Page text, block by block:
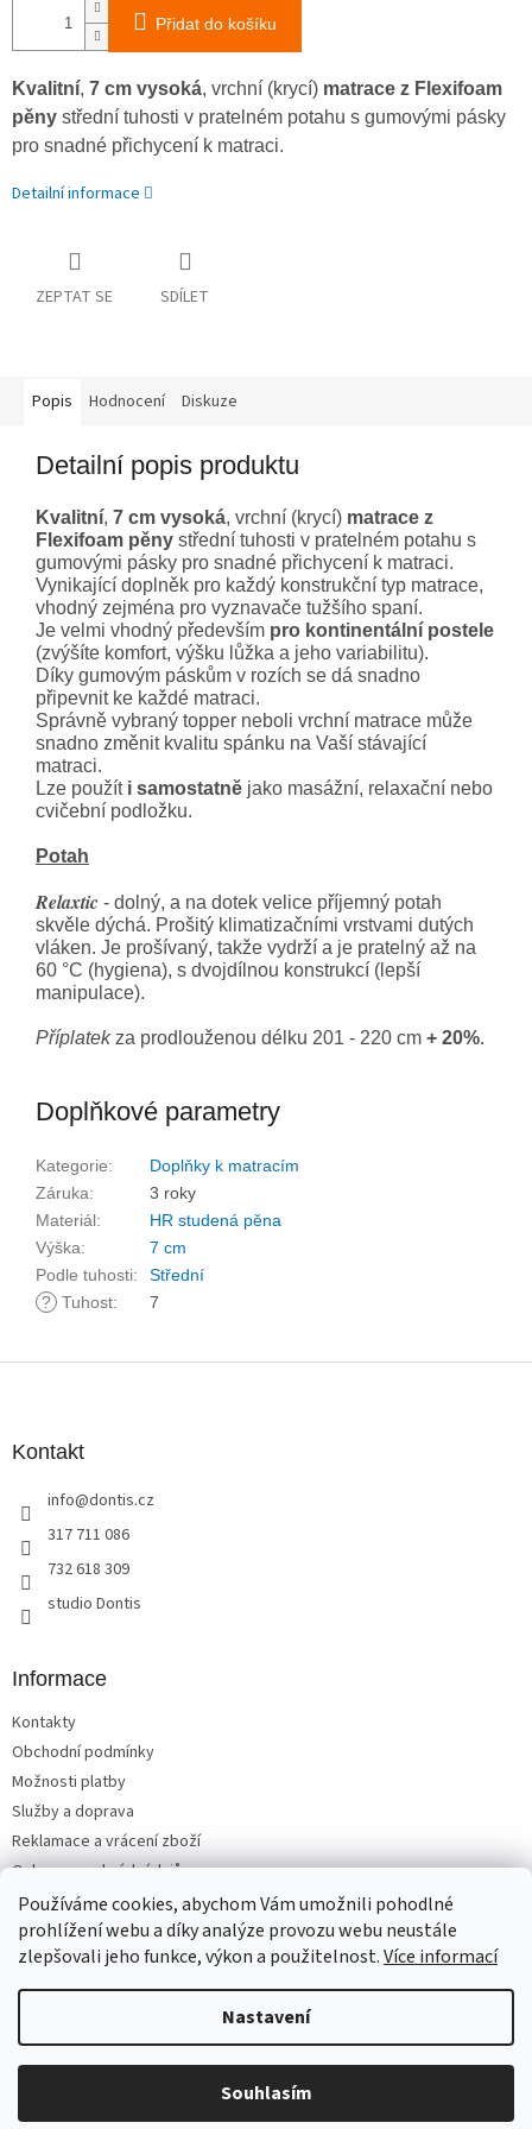
Používáme cookies, abychom Vám umožnili pohodlné
prohlížení webu a díky analýze provozu webu neustále
zlepšovali jeho funkce, výkon a použitelnost.Více informací
Nastavení
Souhlasím
Přidat do košíku
Kvalitní, 7 cm vysoká, vrchní (krycí) matrace z Flexifoam
pěny střední tuhosti v pratelném potahu s gumovými pásky
pro snadné přichycení k matraci.
Detailní informace
ZEPTAT SE SDÍLET
Popis Hodnocení Diskuze
Detailní popis produktu
Kvalitní, 7 cm vysoká, vrchní (krycí) matrace z
Flexifoam pěny střední tuhosti v pratelném potahu s
gumovými pásky pro snadné přichycení k matraci.
Vynikající doplněk pro každý konstrukční typ matrace,
vhodný zejména pro vyznavače tužšího spaní.
Je velmi vhodný především pro kontinentální postele
(zvýšíte komfort, výšku lůžka a jeho variabilitu).
Díky gumovým páskům v rozích se dá snadno
připevnit ke každé matraci.
Správně vybraný topper neboli vrchní matrace může
snadno změnit kvalitu spánku na Vaší stávající
matraci.
Lze použít i samostatně jako masážní, relaxační nebo
cvičební podložku.
Potah
Relaxtic - dolný, a na dotek velice příjemný potah
skvěle dýchá. Prošitý klimatizačními vrstvami dutých
vláken. Je prošívaný, takže vydrží a je pratelný až na
60 °C (hygiena), s dvojdílnou konstrukcí (lepší
manipulace).
Příplatekza prodlouženou délku 201 - 220 cm + 20%.
Doplňkové parametry
Kategorie:
Doplňky k matracím
Záruka:
3 roky
Materiál:
HR studená pěna
Výška:
7 cm
Podle tuhosti:
Střední
? Tuhost: 7
Kontakt
info@dontis.cz
317 711 086
732 618 309
studio Dontis
Informace
Kontakty
Obchodní podmínky
Možnosti platby
Služby a doprava
Reklamace a vrácení zboží
Ochrana osobních údajů
Copyright 2026Matrace, postele, nábytek Benešov. Všechna
práva vyhrazena.Upravit nastavení cookies